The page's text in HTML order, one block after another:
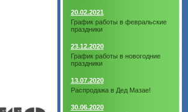
20.02.2021
График работы в февральские
праздники
23.12.2020
График работы в новогодние
праздники
13.07.2020
Распродажа в Дед Мазае!
30.06.2020